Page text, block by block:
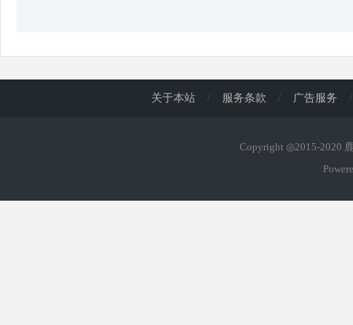
关于本站 / 服务条款 / 广告服务 /
Copyright ◎2015-2020